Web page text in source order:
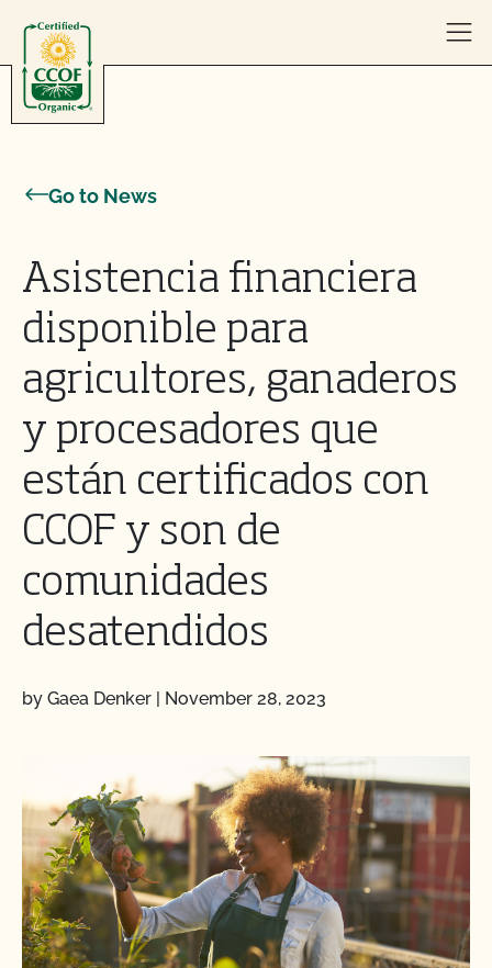
Go to News
Asistencia financiera
disponible para
agricultores, ganaderos
y procesadores que
están certificados con
CCOF y son de
comunidades
desatendidos
by Gaea Denker | November 28, 2023